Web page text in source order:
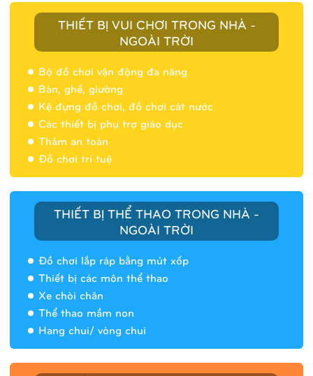
THIẾT BỊ VUI CHƠI TRONG NHÀ -
NGOÀI TRỜI
Bộ đồ chơi vận động đa năng
Bàn, ghế, giường
Kệ đựng đồ chơi, đồ chơi cát nước
Các thiết bị phụ trợ giáo dục
Thảm an toàn
Đồ chơi trí tuệ
THIẾT BỊ THỂ THAO TRONG NHÀ -
NGOÀI TRỜI
Đồ chơi lắp ráp bằng mút xốp
Thiết bị các môn thể thao
Xe chòi chân
Thể thao mầm non
Hang chui/ vòng chui
Nhà banh 9H5404
Nhà banh 9H5408